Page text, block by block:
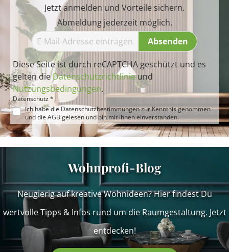
Jetzt anmelden und Vorteile sichern.
Abmeldung jederzeit möglich.
Absenden
Diese Seite ist durch reCAPTCHA geschützt und es
gelten dieDatenschutzrichtlinieund
Nutzungsbedingungen.
Datenschutz *
Ich habe die Datenschutzbestimmungenzur Kenntnis genommen
und die AGB gelesen und bin mit ihnen einverstanden.
Wohnprofi-Blog
Neugierig auf kreative Wohnideen? Hier findest Du
wertvolle Tipps & Infos rund um die Raumgestaltung. Jetzt
entdecken!